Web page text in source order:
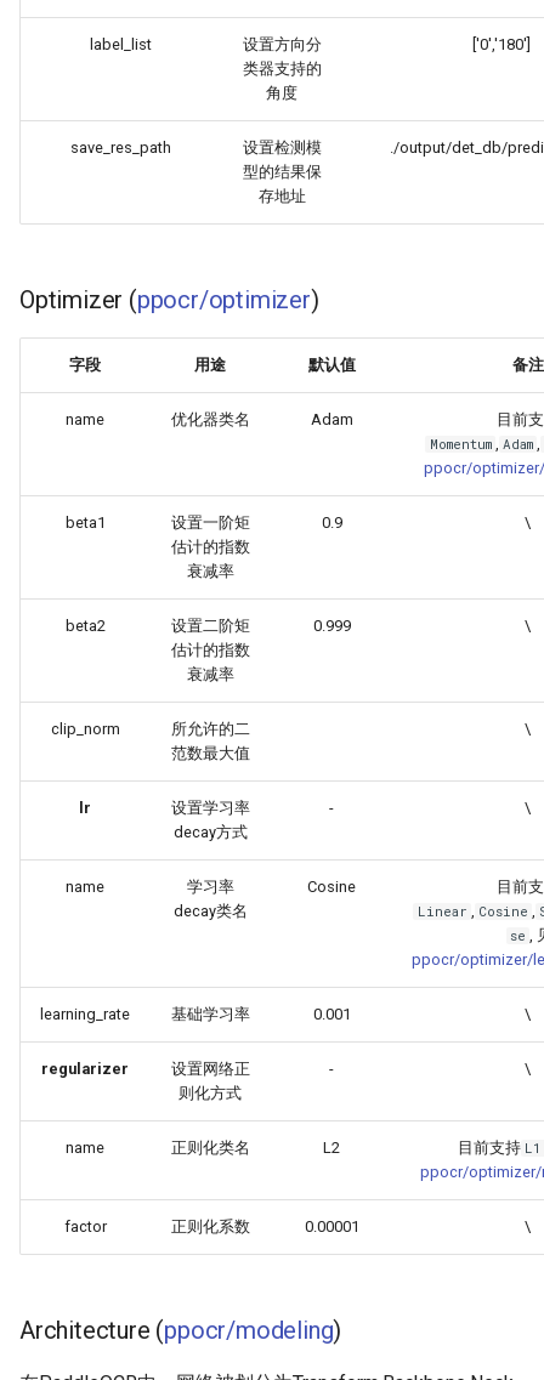
label_list
设置方向分
类器支持的
角度
['0','180']
save_res_path
设置检测模
型的结果保
存地址
./output/det_db/
Optimizer (ppocr/optimizer)
字段 用途 默认值 备注
name 优化器类名 Adam 目前
Momentum , Adam ,
ppocr/
beta1
设置一阶矩
估计的指数
衰减率
0.9 \
beta2
设置二阶矩
估计的指数
衰减率
0.999 \
clip_norm
所允许的二
范数最大值
\
lr
设置学习率
decay方式
- \
name
学习率
decay类名
Cosine 目前
Linear , Cosine ,
se ,
ppocr/optimizer/
learning_rate 基础学习率 0.001 \
regularizer
设置网络正
则化方式
- \
name 正则化类名 L2 目前支持 L1
ppocr/optimizer/
factor 正则化系数 0.00001 \
Architecture (ppocr/modeling)